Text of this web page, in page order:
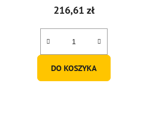
216,61 zł
DO KOSZYKA